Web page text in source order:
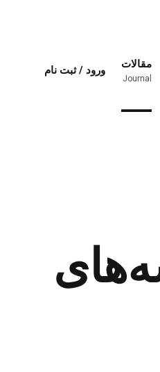
مقالات
Journal
ورود / ثبت نام